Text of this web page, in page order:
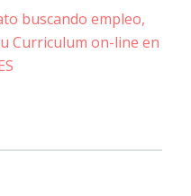
buscando empleo,
Curriculum on-line en